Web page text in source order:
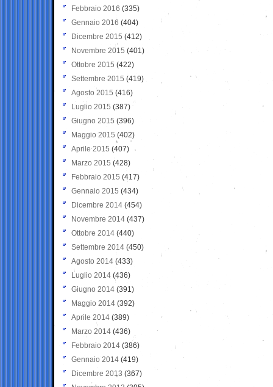
Febbraio 2016 (335)
Gennaio 2016 (404)
Dicembre 2015 (412)
Novembre 2015 (401)
Ottobre 2015 (422)
Settembre 2015 (419)
Agosto 2015 (416)
Luglio 2015 (387)
Giugno 2015 (396)
Maggio 2015 (402)
Aprile 2015 (407)
Marzo 2015 (428)
Febbraio 2015 (417)
Gennaio 2015 (434)
Dicembre 2014 (454)
Novembre 2014 (437)
Ottobre 2014 (440)
Settembre 2014 (450)
Agosto 2014 (433)
Luglio 2014 (436)
Giugno 2014 (391)
Maggio 2014 (392)
Aprile 2014 (389)
Marzo 2014 (436)
Febbraio 2014 (386)
Gennaio 2014 (419)
Dicembre 2013 (367)